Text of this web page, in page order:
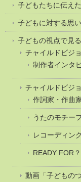
子どもたちに伝え
子どもに対する思い
子どもの視点で見
チャイルドビジ
制作者インタ
チャイルドビジ
作詞家・作曲
うたのモチーフ
レコーディン
READY FOR
動画「子どもの